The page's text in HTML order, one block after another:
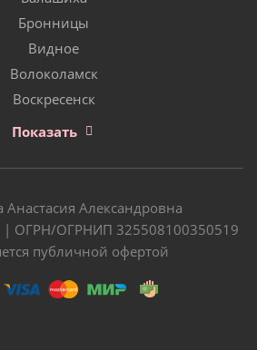
Бронницы
Видное
Волоколамск
Воскресенск
Показать
Александровна
| ОГРН/ОГРНИП 325508100350519
публичной офертой